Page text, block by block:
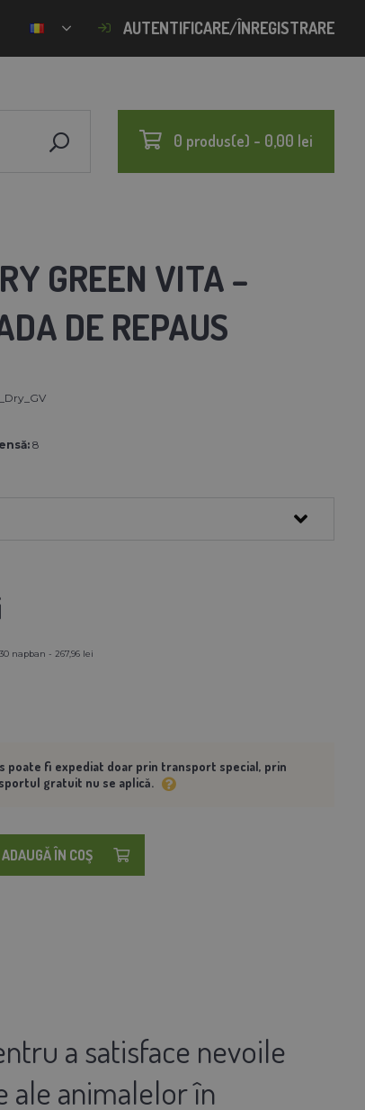
AUTENTIFICARE/ÎNREGISTRARE
0 produs(e) - 0,00 lei
GREEN VITA –
DE REPAUS
8
napban - 267,96 lei
poate fi expediat doar prin transport special, prin
gratuit nu se aplică.
ADAUGĂ ÎN COŞ
a satisface nevoile
ale animalelor în